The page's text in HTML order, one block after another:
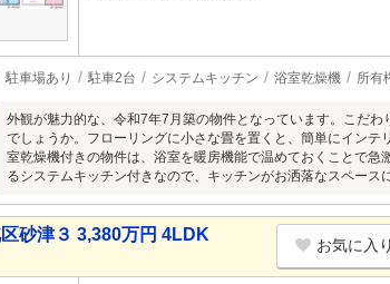
駐車場あり 駐車2台 システムキッチン 浴室乾燥機 所有
外観が魅力的な、令和7年7月築の物件となっています。こだ
でしょうか。フローリングに小さな畳を置くと、簡単にイン
室乾燥機付きの物件は、浴室を暖房機能で温めておくことで
るシステムキッチン付きなので、キッチンがお洒落なスペース
砂津３ 3,380万円 4LDK
お気に入